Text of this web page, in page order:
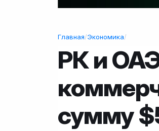
Главная/Экономика/
РК и
сумму